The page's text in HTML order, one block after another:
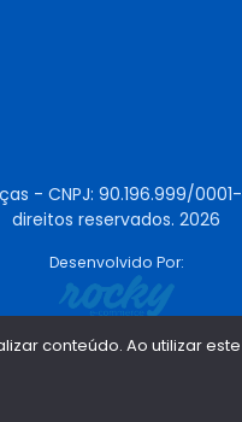
- CNPJ: 90.196.999/
direitos reservados. 2026
Desenvolvido Por:
conteúdo. Ao utilizar